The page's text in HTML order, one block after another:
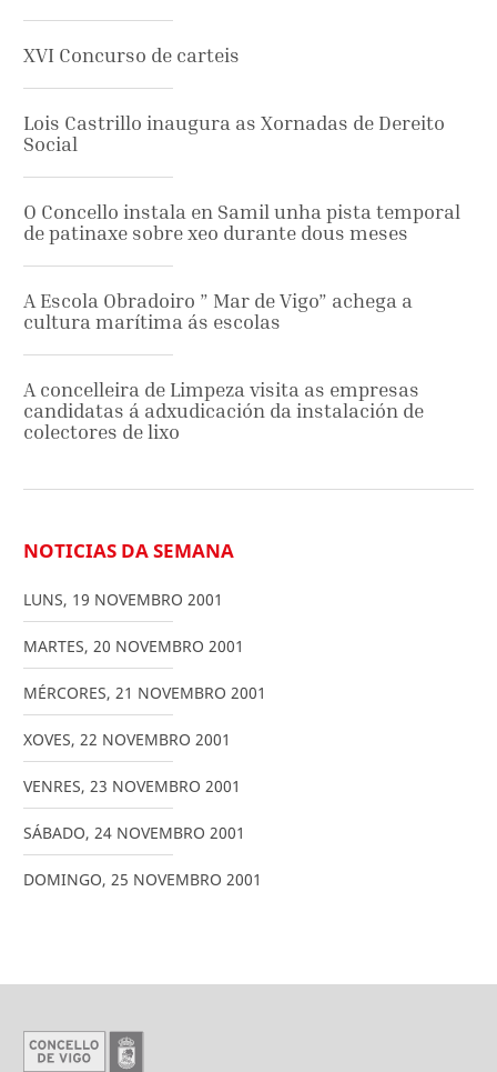
XVI Concurso de carteis
Lois Castrillo inaugura as Xornadas de Dereito
Social
O Concello instala en Samil unha pista temporal
de patinaxe sobre xeo durante dous meses
A Escola Obradoiro ” Mar de Vigo” achega a
cultura marítima ás escolas
A concelleira de Limpeza visita as empresas
candidatas á adxudicación da instalación de
colectores de lixo
NOTICIAS DA SEMANA
LUNS, 19 NOVEMBRO 2001
MARTES, 20 NOVEMBRO 2001
MÉRCORES, 21 NOVEMBRO 2001
XOVES, 22 NOVEMBRO 2001
VENRES, 23 NOVEMBRO 2001
SÁBADO, 24 NOVEMBRO 2001
DOMINGO, 25 NOVEMBRO 2001